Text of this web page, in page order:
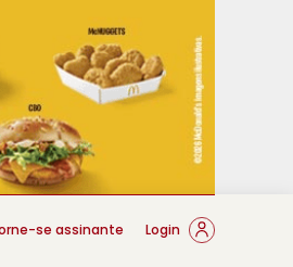
se assinante Login